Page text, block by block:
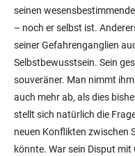
seinen
– noch er selbst ist.
seiner Gefahrenganglien
Selbstbewusstsein. Sein
souveräner. Man nimmt
auch mehr ab, als dies
stellt sich natürlich die
neuen Konflikten zwischen
könnte. War sein Disput